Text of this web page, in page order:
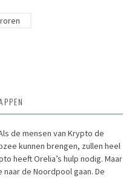
de mensen van Krypto de
kunnen brengen, zullen heel
heeft Orelia’s hulp nodig. Maar
de Noordpool gaan. De